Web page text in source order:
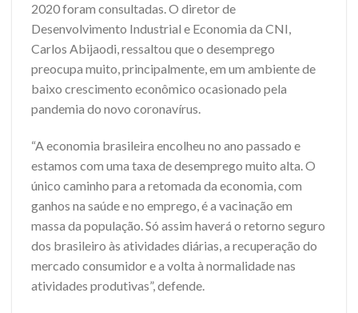
2020 foram consultadas. O diretor de
Desenvolvimento Industrial e Economia da CNI,
Carlos Abijaodi, ressaltou que o desemprego
preocupa muito, principalmente, em um ambiente de
baixo crescimento econômico ocasionado pela
pandemia do novo coronavírus.
“A economia brasileira encolheu no ano passado e
estamos com uma taxa de desemprego muito alta. O
único caminho para a retomada da economia, com
ganhos na saúde e no emprego, é a vacinação em
massa da população. Só assim haverá o retorno seguro
dos brasileiro às atividades diárias, a recuperação do
mercado consumidor e a volta à normalidade nas
atividades produtivas”, defende.